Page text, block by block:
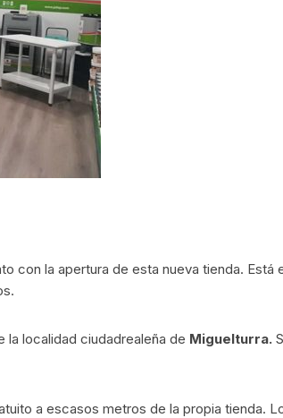
con la apertura de esta nueva tienda. Está
la localidad ciudadrealeña de Miguelturra.
a escasos metros de la propia tienda.